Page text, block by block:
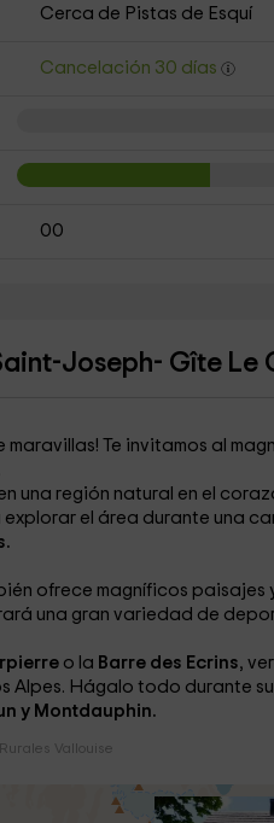
Cerca de Pistas de Esquí
Cancelación 30 días
00
Joseph- Gîte Le
maravillas! Te invitamos al
una región natural en el
explorar el área durante una
ofrece magníficos paisajes
una gran variedad de
o la Barre des Ecrins,
Alpes. Hágalo todo durante
y Montdauphin.
Vallouise